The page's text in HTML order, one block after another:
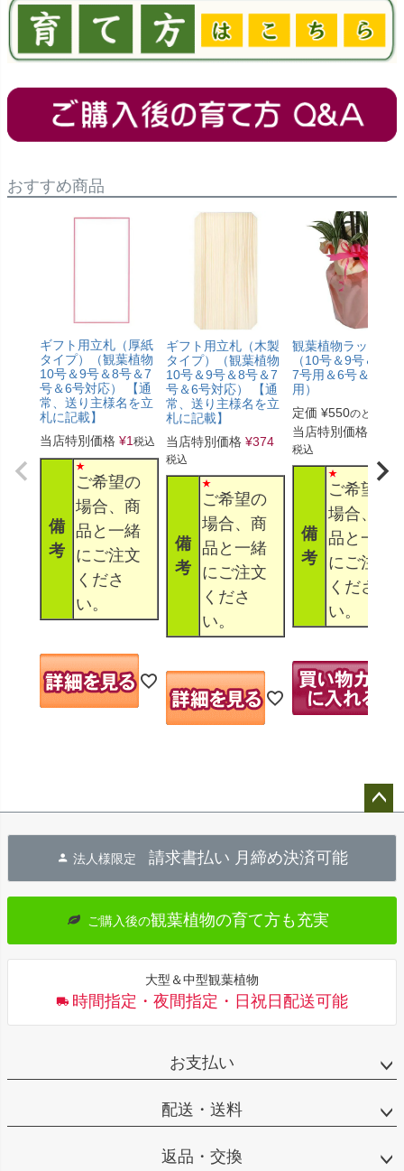
おすすめ商品
ギフト用立札（厚紙
タイプ）（観葉植物
10号＆9号＆8号＆7
号＆6号対応） 【通
常、送り主様名を立
札に記載】
当店特別価格 ¥1税込
備
考
ご希望の
場合、商
品と一緒
にご注文
くださ
い。
ギフト用立札（木製
タイプ）（観葉植物
10号＆9号＆8号＆7
号＆6号対応） 【通
常、送り主様名を立
札に記載】
当店特別価格 ¥374
税込
備
考
ご希望の
場合、商
品と一緒
にご注文
くださ
い。
観葉植物ラッピン
（10号＆9号＆8号
7号用＆6号＆5号
用）
定価 ¥550のところ
当店特別価格
税込
備
考
ご希望の
場合、商
品と一緒
にご注文
くださ
い。
へ
法人様限定 請求書払い 月締め決済可能
ご購入後の観葉植物の育て方も充実
大型＆中型観葉植物
時間指定・夜間指定・日祝日配送可能
お支払い
配送・送料
返品・交換